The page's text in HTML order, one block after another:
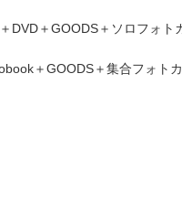
DVD＋GOODS＋ソロフォト
＋GOODS＋集合フォト